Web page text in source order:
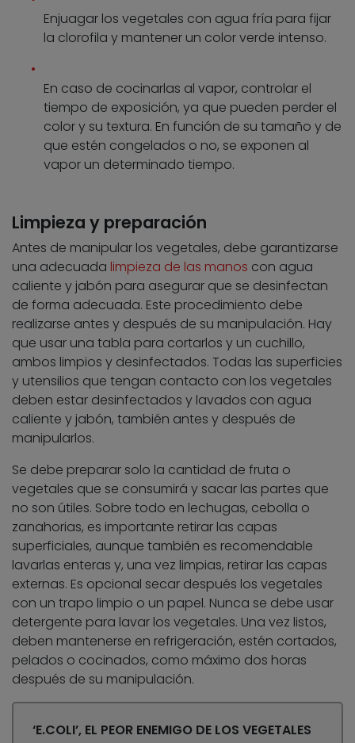
Enjuagar los vegetales con agua fría para fijar
la clorofila y mantener un color verde intenso.
En caso de cocinarlas al vapor, controlar el
tiempo de exposición, ya que pueden perder el
color y su textura. En función de su tamaño y de
que estén congelados o no, se exponen al
vapor un determinado tiempo.
Limpieza y preparación
Antes de manipular los vegetales, debe garantizarse
una adecuada limpieza de las manos con agua
caliente y jabón para asegurar que se desinfectan
de forma adecuada. Este procedimiento debe
realizarse antes y después de su manipulación. Hay
que usar una tabla para cortarlos y un cuchillo,
ambos limpios y desinfectados. Todas las superficies
y utensilios que tengan contacto con los vegetales
deben estar desinfectados y lavados con agua
caliente y jabón, también antes y después de
manipularlos.
Se debe preparar solo la cantidad de fruta o
vegetales que se consumirá y sacar las partes que
no son útiles. Sobre todo en lechugas, cebolla o
zanahorias, es importante retirar las capas
superficiales, aunque también es recomendable
lavarlas enteras y, una vez limpias, retirar las capas
externas. Es opcional secar después los vegetales
con un trapo limpio o un papel. Nunca se debe usar
detergente para lavar los vegetales. Una vez listos,
deben mantenerse en refrigeración, estén cortados,
pelados o cocinados, como máximo dos horas
después de su manipulación.
‘E.COLI’, EL PEOR ENEMIGO DE LOS VEGETALES